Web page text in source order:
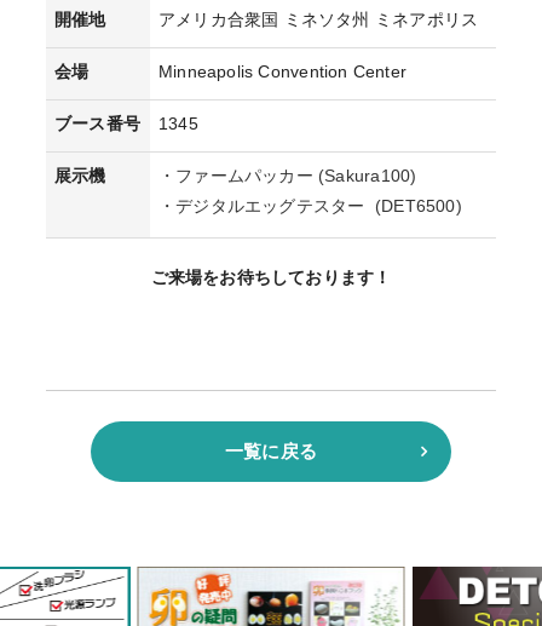
開催地 アメリカ合衆国 ミネソタ州 ミネアポリス
会場 Minneapolis Convention Center
ブース番号 1345
展示機
・ファームパッカー (Sakura100)
・デジタルエッグテスター (DET6500)
ご来場をお待ちしております！
一覧に戻る